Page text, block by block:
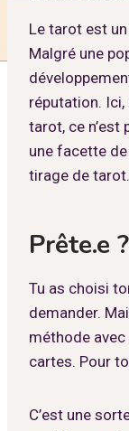
Le tarot est
Malgré une
réputation. Ici,
tarot, ce n’est
une facette
tirage de tarot.
Prête.e
Tu as choisi
demander.
méthode
cartes. Pour
C’est une